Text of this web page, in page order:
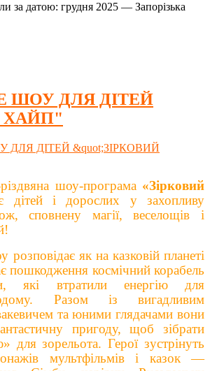
за датою: грудня 2025 — Запорізька
ШОУ ДЛЯ ДІТЕЙ
ХАЙП"
шоу-програма «Зірковий
дітей і дорослих у захопливу
сповнену магії, веселощів і
розповідає як на казковій планеті
пошкодження космічний корабель
які втратили енергію для
Разом із вигадливим
та юними глядачами вони
пригоду, щоб зібрати
для зорельота. Герої зустрінуть
мультфільмів і казок —